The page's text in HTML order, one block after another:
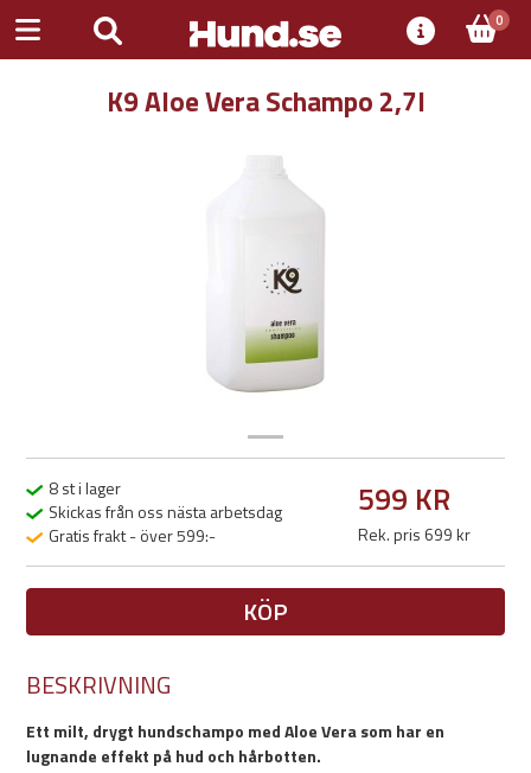
0
K9 Aloe Vera Schampo 2,7l
8 st i lager
Skickas från oss nästa arbetsdag
Gratis frakt - över 599:-
599 KR
Rek. pris 699 kr
KÖP
BESKRIVNING
Ett milt, drygt hundschampo med Aloe Vera som har en
lugnande effekt på hud och hårbotten.